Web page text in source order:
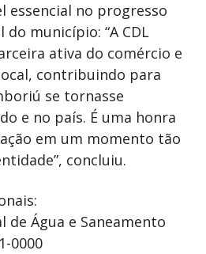
essencial no progresso
do município: “A CDL
ativa do comércio e
contribuindo para
se tornasse
e no país. É uma honra
em um momento tão
concluiu.
de Água e Saneamento
0000